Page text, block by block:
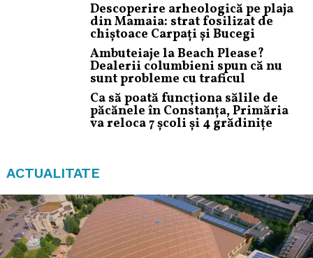
Descoperire arheologică pe plaja
din Mamaia: strat fosilizat de
chiștoace Carpați și Bucegi
Ambuteiaje la Beach Please?
Dealerii columbieni spun că nu
sunt probleme cu traficul
Ca să poată funcționa sălile de
păcănele în Constanța, Primăria
va reloca 7 școli și 4 grădinițe
ACTUALITATE